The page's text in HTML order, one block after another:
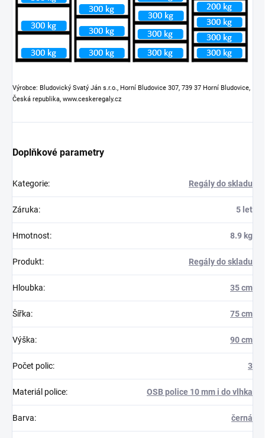
Výrobce: Bludovický Svatý Ján s.r.o., Horní Bludovice 307, 739 37 Horní Bludovice,
Česká republika, www.ceskeregaly.cz
Doplňkové parametry
Kategorie: Regály do skladu
Záruka: 5 let
Hmotnost: 8.9 kg
Produkt: Regály do skladu
Hloubka: 35 cm
Šířka: 75 cm
Výška: 90 cm
Počet polic: 3
Materiál police: OSB police 10 mm i do vlhka
Barva: černá